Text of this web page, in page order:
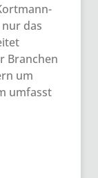
das
Branchen
um
umfasst